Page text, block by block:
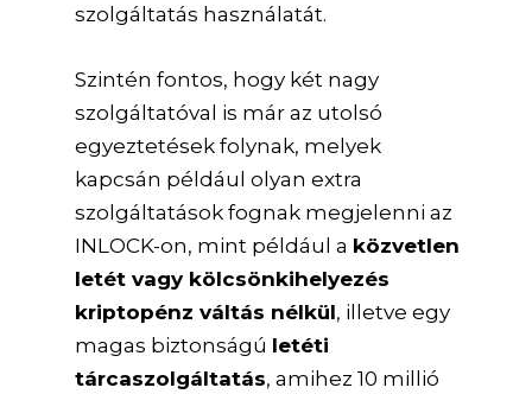
szolgáltatás használatát.
Szintén fontos, hogy két nagy
szolgáltatóval is már az utolsó
egyeztetések folynak, melyek
kapcsán például olyan extra
szolgáltatások fognak megjelenni az
INLOCK-on, mint például a közvetlen
letét vagy kölcsönkihelyezés
kriptopénz váltás nélkül, illetve egy
magas biztonságú letéti
tárcaszolgáltatás, amihez 10 millió